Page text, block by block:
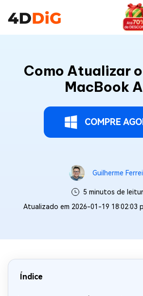
Como Atualizar o
MacBook
COMPRE
Guilherme
5 minutos de
Atualizado em 2026-01-19 18:02:03
Índice